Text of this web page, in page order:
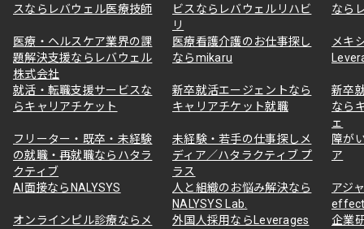
スならレバウェル医療技師
ビスならレバウェルリハビ
リ
なら
医療・ヘルスケア業界の課
題解決支援ならレバウェル
株式会社
医療看護介護のお仕事探し
ならmikaru
メキ
就活・転職支援サービスな
らキャリアチケット
新卒就活エージェントなら
キャリアチケット就職
新卒
なら
ェ
フリーター・既卒・未経験
の就職・再就職ならハタラ
クティブ
未経験・若手の仕事探しメ
ディア／ハタラクティブ プ
ラス
障が
ア
AI面接ならNALYSYS
人と組織のお悩み解決なら
NALYSYS Lab.
アジ
オンラインピル診療ならメ
外国人採用ならLeverages
企業